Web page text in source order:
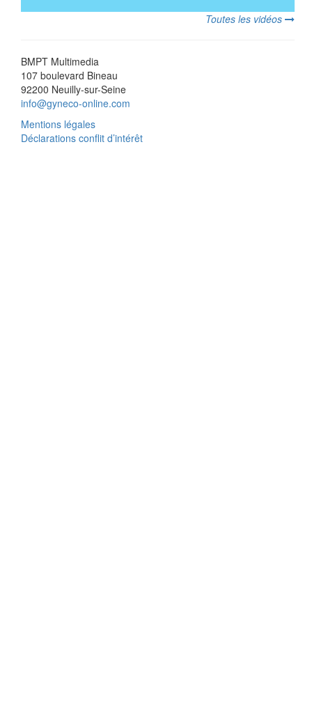
Toutes les vidéos
BMPT Multimedia
107 boulevard Bineau
92200 Neuilly-sur-Seine
info@gyneco-online.com
Mentions légales
Déclarations conflit d’intérêt